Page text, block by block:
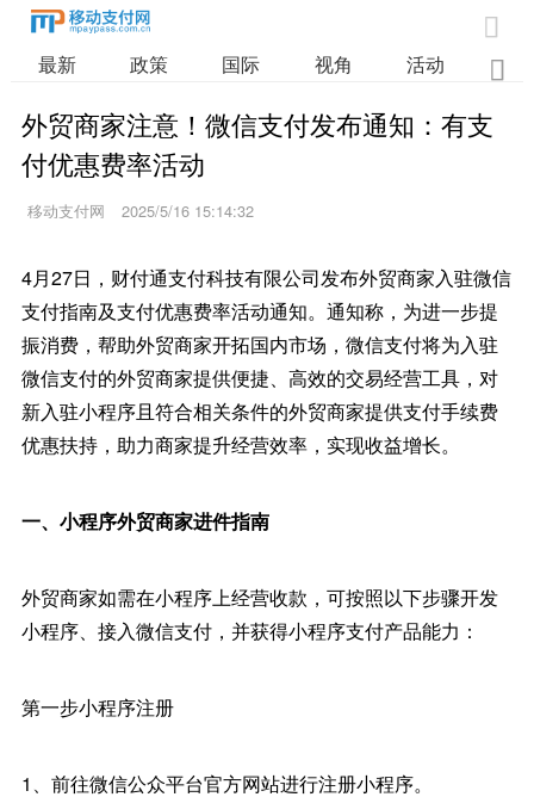

最新 政策 国际 视角 活动 业

外贸商家注意！微信支付发布通知：有支
付优惠费率活动
移动支付网 2025/5/16 15:14:32
4月27日，财付通支付科技有限公司发布外贸商家入驻微信
支付指南及支付优惠费率活动通知。通知称，为进一步提
振消费，帮助外贸商家开拓国内市场，微信支付将为入驻
微信支付的外贸商家提供便捷、高效的交易经营工具，对
新入驻小程序且符合相关条件的外贸商家提供支付手续费
优惠扶持，助力商家提升经营效率，实现收益增长。
一、小程序外贸商家进件指南
外贸商家如需在小程序上经营收款，可按照以下步骤开发
小程序、接入微信支付，并获得小程序支付产品能力：
第一步小程序注册
1、前往微信公众平台官方网站进行注册小程序。